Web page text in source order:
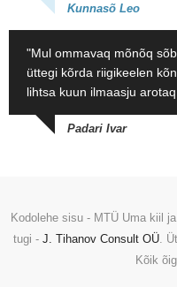
Kunnasõ Leo
"Mul ommavaq mõnõq
üttegi kõrda riigikeelen
lihtsa kuun ilmaasju
Padari Ivar
Kodolehe sisu - MTÜ Uma kiil
tugi - J. Tihanov Consult OÜ.
Kõik